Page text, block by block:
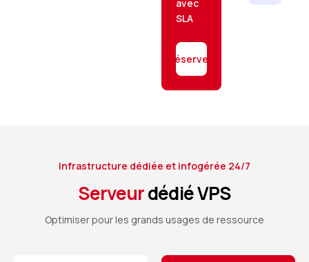
avec
SLA
Réservez
Infrastructure dédiée et infogérée 24/7
Serveurdédié VPS
Optimiser pour les grands usages de ressource